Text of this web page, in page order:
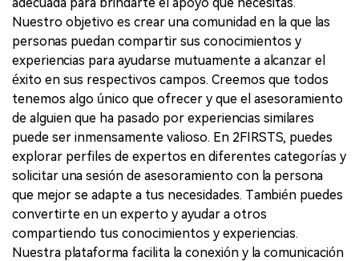
Nuestro objetivo es crear una comunidad en la que las
personas puedan compartir sus conocimientos y
experiencias para ayudarse mutuamente a alcanzar el
éxito en sus respectivos campos. Creemos que todos
tenemos algo único que ofrecer y que el asesoramiento
de alguien que ha pasado por experiencias similares
puede ser inmensamente valioso. En 2FIRSTS, puedes
explorar perfiles de expertos en diferentes categorías y
solicitar una sesión de asesoramiento con la persona
que mejor se adapte a tus necesidades. También puedes
convertirte en un experto y ayudar a otros
compartiendo tus conocimientos y experiencias.
Nuestra plataforma facilita la conexión y la comunicación